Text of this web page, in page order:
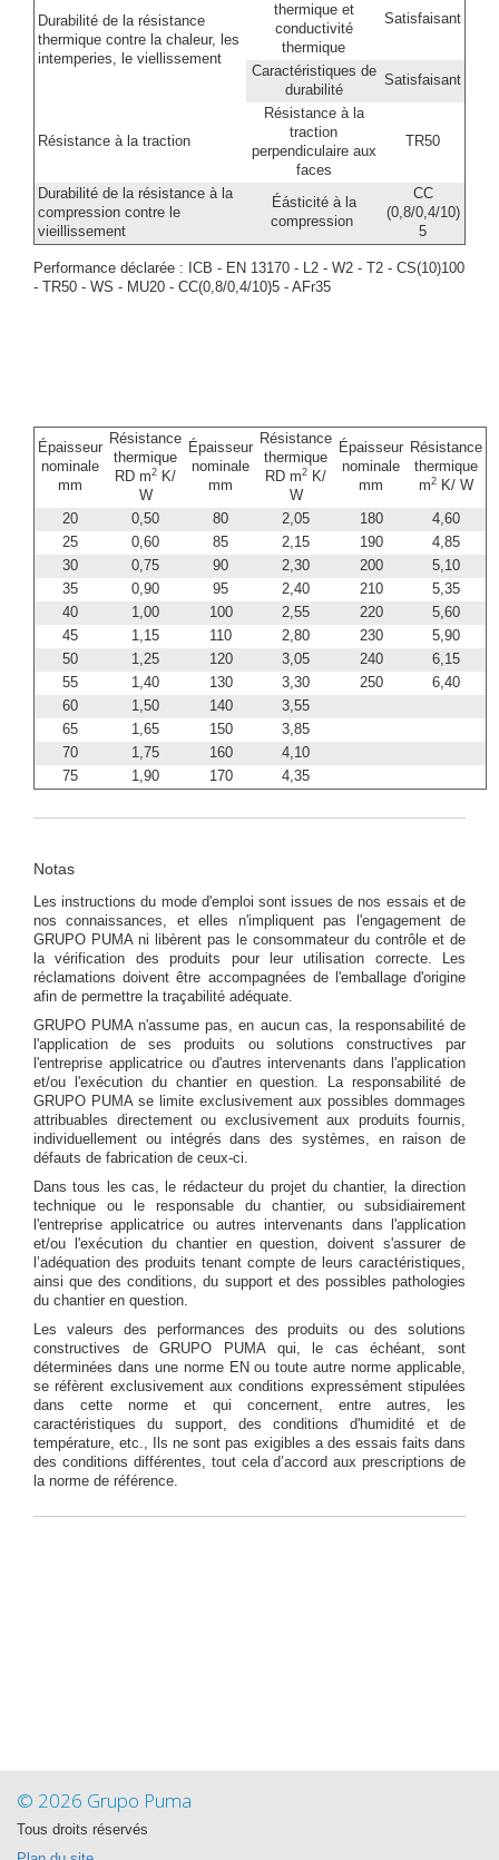
Durabilité de la résistance
thermique contre la chaleur, les
intemperies, le viellissement
thermique et
conductivité
thermique
Satisfaisant
Caractéristiques de
durabilité
Satisfaisant
Résistance à la traction
Résistance à la
traction
perpendiculaire aux
faces
TR50
Durabilité de la résistance à la
compression contre le
vieillissement
Éásticité à la
compression
CC
(0,8/0,4/10)
5
Performance déclarée : ICB - EN 13170 - L2 - W2 - T2 - CS(10)100
- TR50 - WS - MU20 - CC(0,8/0,4/10)5 - AFr35
Épaisseur
nominale
mm
Résistance
thermique
RD m2 K/
W
Épaisseur
nominale
mm
Résistance
thermique
RD m2 K/
W
Épaisseur
nominale
mm
Résistance
thermique
m2 K/ W
20 0,50 80 2,05 180
4,60
25
0,60 85 2,15 190
4,85
30
0,75 90 2,30 200
5,10
35
0,90 95 2,40 210
5,35
40
1,00 100 2,55 220
5,60
45
1,15 110 2,80 230
5,90
50
1,25 120 3,05 240
6,15
55
1,40 130 3,30 250
6,40
60
1,50 140
3,55
65
1,65 150
3,85
70
1,75 160
4,10
75
1,90 170 4,35
Notas
Les instructions du mode d'emploi sont issues de nos essais et de
nos connaissances, et elles n'impliquent pas l'engagement de
GRUPO PUMA ni libèrent pas le consommateur du contrôle et de
la vérification des produits pour leur utilisation correcte. Les
réclamations doivent être accompagnées de l'emballage d'origine
afin de permettre la traçabilité adéquate.
GRUPO PUMA n'assume pas, en aucun cas, la responsabilité de
l'application de ses produits ou solutions constructives par
l'entreprise applicatrice ou d'autres intervenants dans l'application
et/ou l'exécution du chantier en question. La responsabilité de
GRUPO PUMA se limite exclusivement aux possibles dommages
attribuables directement ou exclusivement aux produits fournis,
individuellement ou intégrés dans des systèmes, en raison de
défauts de fabrication de ceux-ci.
Dans tous les cas, le rédacteur du projet du chantier, la direction
technique ou le responsable du chantier, ou subsidiairement
l'entreprise applicatrice ou autres intervenants dans l'application
et/ou l'exécution du chantier en question, doivent s'assurer de
l’adéquation des produits tenant compte de leurs caractéristiques,
ainsi que des conditions, du support et des possibles pathologies
du chantier en question.
Les valeurs des performances des produits ou des solutions
constructives de GRUPO PUMA qui, le cas échéant, sont
déterminées dans une norme EN ou toute autre norme applicable,
se réfèrent exclusivement aux conditions expressément stipulées
dans cette norme et qui concernent, entre autres, les
caractéristiques du support, des conditions d'humidité et de
température, etc., Ils ne sont pas exigibles a des essais faits dans
des conditions différentes, tout cela d’accord aux prescriptions de
la norme de référence.
© 2026 Grupo Puma
Tous droits réservés